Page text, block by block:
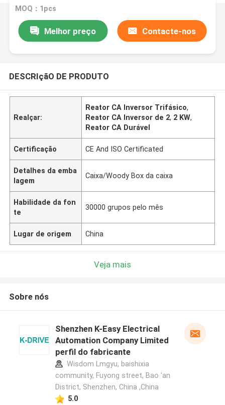
MOQ：1pcs
Melhor preço Contacte-nos
DESCRIçãO DE PRODUTO
Realçar:
Reator CA Inversor Trifásico,
Reator CA Inversor de 2, 2 KW,
Reator CA Durável
Certificação CE And ISO Certificated
Detalhes da emba
lagem
Caixa/Woody Box da caixa
Habilidade da fon
te
30000 grupos pelo mês
Lugar de origem China
Veja mais
Sobre nós
Shenzhen K-Easy Electrical
Automation Company Limited
perfil do fabricante
Wisdom Lmgyu, baishixia
community, Fuyong street, Bao 'an
District, Shenzhen, China ,China
5.0